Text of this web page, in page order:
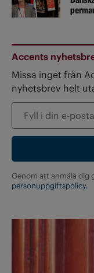
Accents
Missa inget från
nyhetsbrev helt
Genom att anmäla dig
personuppgiftspolicy.